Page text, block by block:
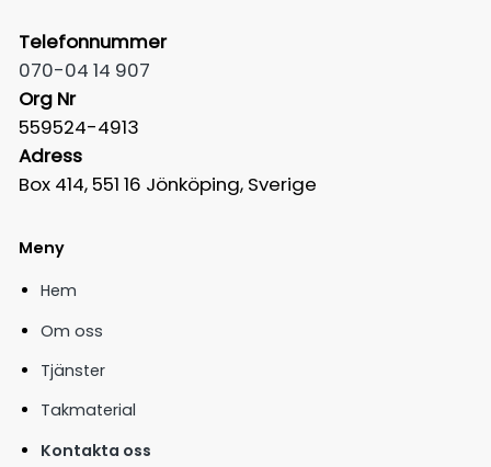
Telefonnummer
070-04 14 907
Org Nr
559524-4913
Adress
Box 414, 551 16 Jönköping, Sverige
Meny
Hem
Om oss
Tjänster
Takmaterial
Kontakta oss